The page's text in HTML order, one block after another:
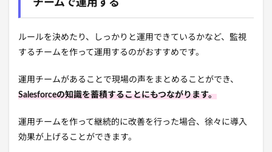
チームで運用する
ルールを決めたり、しっかりと運用できているかなど、監視
するチームを作って運用するのがおすすめです。
運用チームがあることで現場の声をまとめることができ、
Salesforceの知識を蓄積することにもつながります。
運用チームを作って継続的に改善を行った場合、徐々に導入
効果が上げることができます。